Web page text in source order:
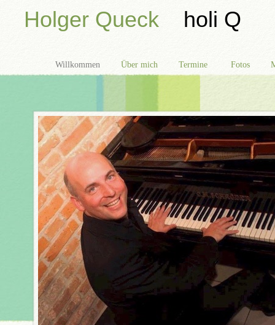
Holger Queck holi Q
Willkommen Über mich Termine Fotos